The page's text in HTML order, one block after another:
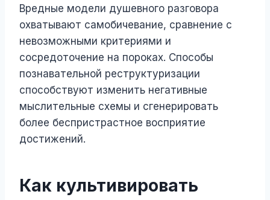
Вредные модели душевного разговора
охватывают самобичевание, сравнение с
невозможными критериями и
сосредоточение на пороках. Способы
познавательной реструктуризации
способствуют изменить негативные
мыслительные схемы и сгенерировать
более беспристрастное восприятие
достижений.
Как культивировать